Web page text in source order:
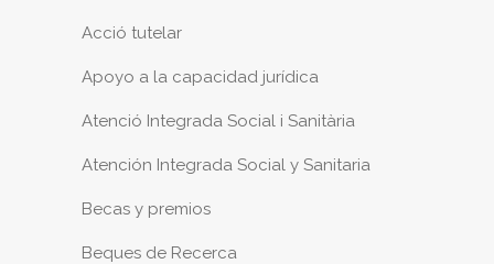
Acció tutelar
Apoyo a la capacidad jurídica
Atenció Integrada Social i Sanitària
Atención Integrada Social y Sanitaria
Becas y premios
Beques de Recerca